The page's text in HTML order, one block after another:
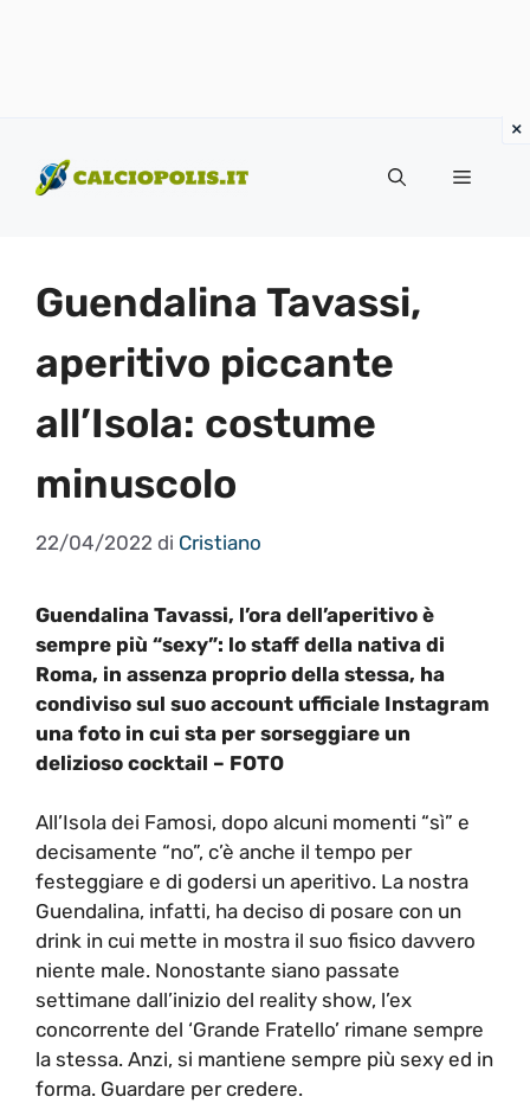
contenuto
Menu
Guendalina Tavassi,
aperitivo piccante
all’Isola: costume
minuscolo
22/04/2022 di Cristiano
Guendalina Tavassi, l’ora dell’aperitivo è
sempre più “sexy”: lo staff della nativa di
Roma, in assenza proprio della stessa, ha
condiviso sul suo account ufficiale Instagram
una foto in cui sta per sorseggiare un
delizioso cocktail – FOTO
All’Isola dei Famosi, dopo alcuni momenti “sì” e
decisamente “no”, c’è anche il tempo per
festeggiare e di godersi un aperitivo. La nostra
Guendalina, infatti, ha deciso di posare con un
drink in cui mette in mostra il suo fisico davvero
niente male. Nonostante siano passate
settimane dall’inizio del reality show, l’ex
concorrente del ‘Grande Fratello’ rimane sempre
la stessa. Anzi, si mantiene sempre più sexy ed in
forma. Guardare per credere.